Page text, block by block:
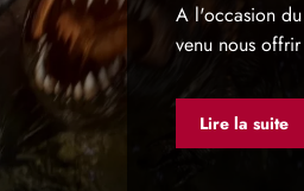
A l'occasion du
venu nous
Lire la suite